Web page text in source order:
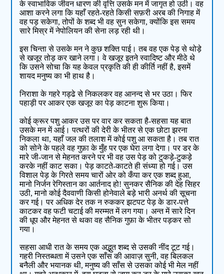
के स्वाभाविक जीवन धारण की वृत्ति उसके मन में जागृत हो उठी। वह
आशा करने लगा कि यहाँ रहते-रहते किसी सफ़री अरब की निगाह में
वह पड़ सकेगा, तोपों के शब्द भी वह सुन सकेगा, क्योंकि इस समय
सारे मिस्र में नेपोलियन की सेना लड़ रही थी।
इस चिन्ता से उसके मन ने कुछ शक्ति पाई। तब वह एक पेड़ से थोड़े
से खजूर तोड़ कर खाने लगा। वे खजूर इतने स्वादिष्ट और मीठे थे
कि उसने सोचा कि यह केवल प्रकृति की ही कीर्ति नहीं है, इसमें
शायद मनुष्य का भी हाथ है।
निराशा के गहरे गड्ढे से निकलकर वह आनन्द से भर उठा। फिर
पहाड़ी पर आकर एक खजूर का पेड़ काटना शुरू किया।
कोई क्रूर पशु आकर उस पर वार कर सकता है-सहसा यह बात
उसके मन में आई। पत्थरों की देरी के भीतर से एक छोटा झरना
निकला था, यहाँ जल की तलाश में कोई पशु आ सकता है। तब रात
को सोने के पहले वह गुफ़ा के मुँह पर एक घेरा लगा देगा। पर डर के
मारे जी-जान से मेहनत करने पर भी वह उस पेड़ को टुकड़े-टुकड़े
करके नहीं काट सका। पेड़ काटते-काटते ही संध्या हो गई। उस
विशाल पेड़ के गिरते समय चारों ओर को कँपा कर एक शब्द हुआ,
मानो निर्जन रेगिस्तान का आर्तनाद हो! सुनकर सैनिक की देह सिहर
उठी, मानो कोई दैववाणी किसी होनेवाले बड़े भारी अनर्थ की सूचना
कर गई। पर अधिक देर तक न रुककर झटपट पेड़ के डार-पत्ते
काटकर वह फटी चटाई की मरम्मत में लग गया। अन्त में सारे दिन
की धूप और मेहनत से थका वह सैनिक गुफ़ा के भीतर पड़कर सो
गया।
सहसा आधी रात के समय एक अद्भुत शब्द से उसकी नींद टूट गई।
गहरी निस्तब्धता में उसने एक साँस की आवाज़ सुनी, वह बिलकल
बनैली और भयानक थी, मनुष्य की साँस से उसका कोई भी मेल नहीं